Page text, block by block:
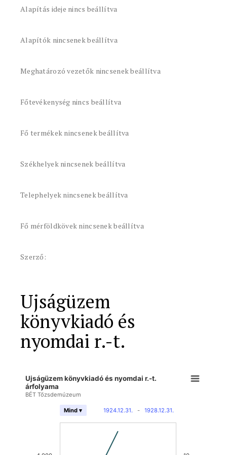
Alapítás ideje nincs beállítva
Alapítók nincsenek beállítva
Meghatározó vezetők nincsenek beállítva
Főtevékenység nincs beállítva
Fő termékek nincsenek beállítva
Székhelyek nincsenek beállítva
Telephelyek nincsenek beállítva
Fő mérföldkövek nincsenek beállítva
Szerző:
Ujságüzem
könyvkiadó és
nyomdai r.-t.
Ujságüzem könyvkiadó és nyomdai r.-t.
árfolyama
BÉT Tőzsdemúzeum
1924.12.31. - 1928.12.31.
Mind ▾